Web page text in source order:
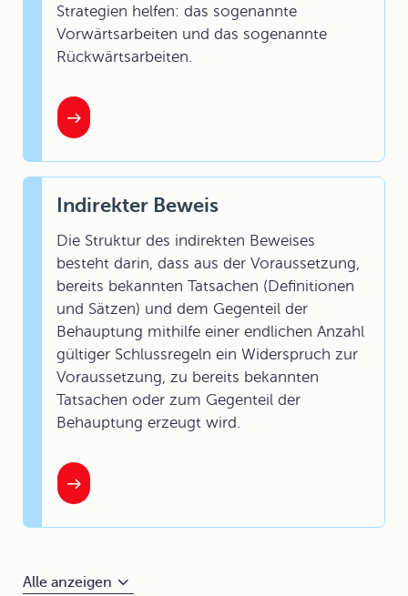
Strategien helfen: das sogenannte
Vorwärtsarbeiten und das sogenannte
Rückwärtsarbeiten.
Indirekter Beweis
Die Struktur des indirekten Beweises
besteht darin, dass aus der Voraussetzung,
bereits bekannten Tatsachen (Definitionen
und Sätzen) und dem Gegenteil der
Behauptung mithilfe einer endlichen Anzahl
gültiger Schlussregeln ein Widerspruch zur
Voraussetzung, zu bereits bekannten
Tatsachen oder zum Gegenteil der
Behauptung erzeugt wird.
Alle anzeigen